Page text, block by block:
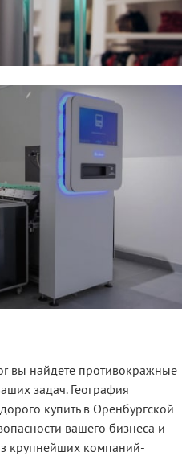
вы найдете противокражные
задач. География
купить в Оренбургской
вашего бизнеса и
крупнейших компаний-